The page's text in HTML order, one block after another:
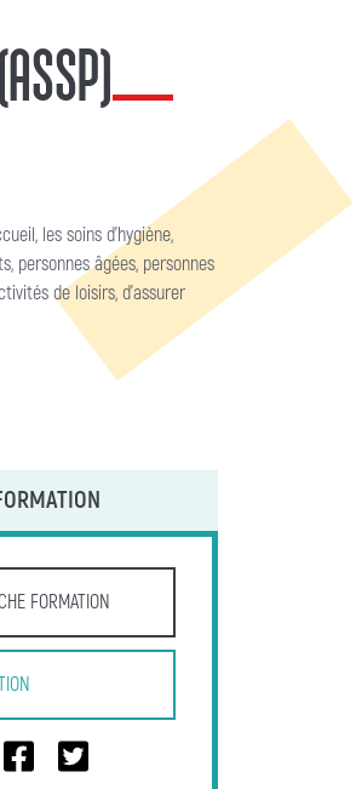
les soins d’hygiène,
personnes âgées, personnes
de loisirs, d’assurer
FORMATION